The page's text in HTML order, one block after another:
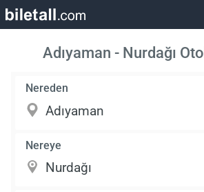
Adıyaman - Nurdağı
Nereden
Nereye